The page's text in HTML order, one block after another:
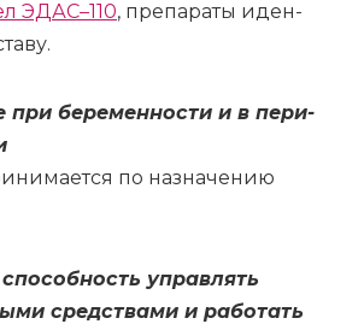
ЭДАС–110, пре­па­ра­ты иден­
при бе­ре­мен­но­сти и в пе­ри­
по на­зна­че­нию
управ­лять
сред­ства­ми и ра­бо­тать